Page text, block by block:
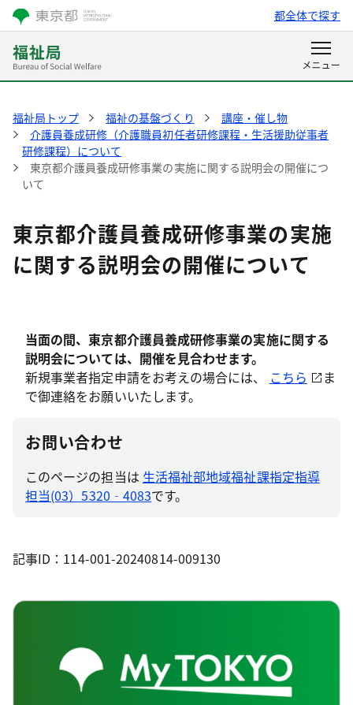
都全体で探す
福祉局トップ 福祉の基盤づくり
講座・催し物
介護員養成研修（介護職員初任者研修課程・生活援助従事者
研修課程）について
東京都介護員養成研修事業の実施に関する説明会の開催につ
いて
東京都介護員養成研修事業の実施
に関する説明会の開催について
当面の間、東京都介護員養成研修事業の実施に関する
説明会については、開催を見合わせます。
新規事業者指定申請をお考えの場合には、 こちら
ま
で御連絡をお願いいたします。
お問い合わせ
このページの担当は 生活福祉部地域福祉課指定指導
担当(03）5320‐4083です。
記事ID：114-001-20240814-009130